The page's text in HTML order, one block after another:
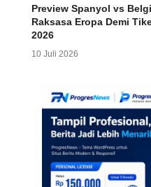
Preview Spanyol vs
Raksasa Eropa Demi
2026
10 Juli 2026